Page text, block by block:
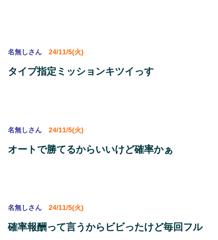
名無しさん 24/11/5(火)
タイプ指定ミッションキツイっす
名無しさん 24/11/5(火)
オートで勝てるからいいけど確率かぁ
名無しさん 24/11/5(火)
確率報酬って言うからビビったけど毎回フル